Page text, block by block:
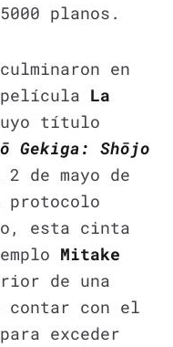
planos.
en
La
título
Gekiga: Shōjo
de mayo de
protocolo
esta cinta
Mitake
de una
contar con el
exceder